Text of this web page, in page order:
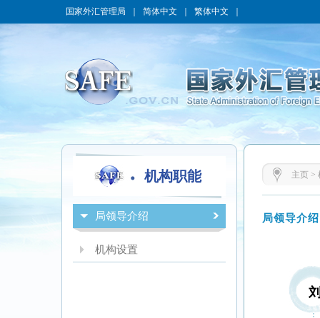
国家外汇管理局 简体中文 繁体中文
机构职能
局领导介绍
机构设置
主页 >
局领导介绍